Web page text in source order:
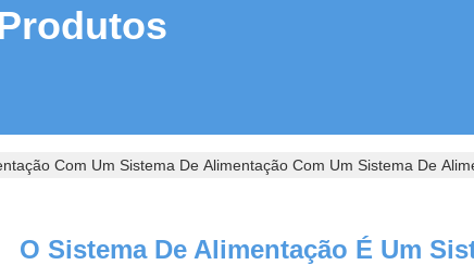
Com Um Sistema De Alimentação Com Um Sistema De
O Sistema De Alimentação É Um